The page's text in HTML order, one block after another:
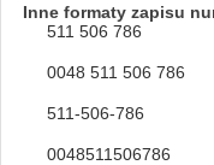
Inne formaty zapisu
511 506 786
0048 511 506 786
511-506-786
0048511506786